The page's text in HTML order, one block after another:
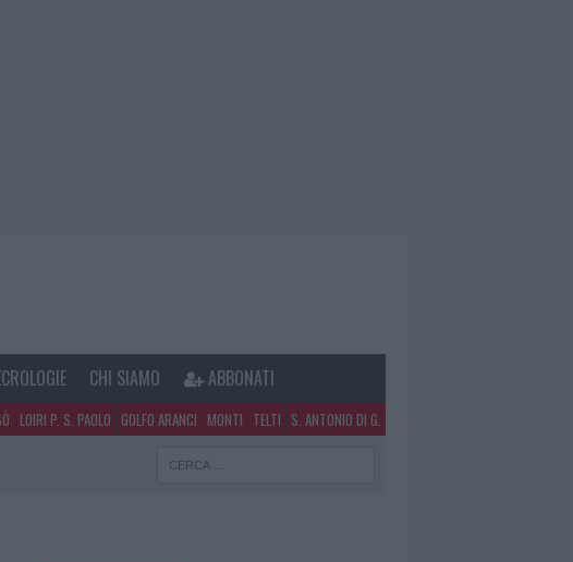
CHI SIAMO ABBONATI
LOIRI P. S. PAOLO GOLFO ARANCI MONTI TELTI S. ANTONIO DI G.